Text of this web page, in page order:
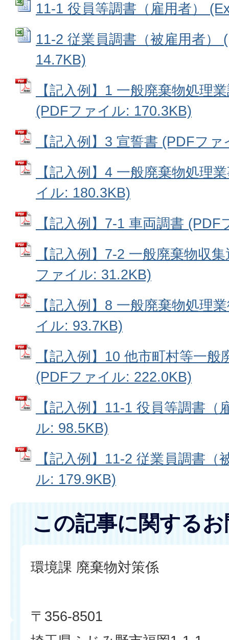
11-1 役員等調書（雇用者）
11-2 従業員調書（被雇用者）
14.7KB)
【記入例】1 一般廃棄物処理
(PDFファイル: 170.3KB)
【記入例】3 宣誓書 (PDFフ
【記入例】4 一般廃棄物処理
イル: 180.3KB)
【記入例】7-1 車両調書
【記入例】7-2 一般廃棄物収
ファイル: 31.2KB)
【記入例】8 一般廃棄物処理
イル: 93.7KB)
【記入例】10 他市町村等一
(PDFファイル: 222.0KB)
【記入例】11-1 役員等調書
ル: 98.5KB)
【記入例】11-2 従業員調書
ル: 179.9KB)
この記事に関する
環境課 廃棄物対策係
〒356-8501